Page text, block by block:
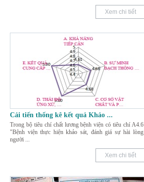
Xem chi tiết
Cải tiến thống kê kết quả Khảo ...
Trong bộ tiêu chí chất lương bệnh viện có tiêu chí A4.6
"Bệnh viện thực hiện khảo sát, đánh giá sự hài lòng
người
Xem chi tiết